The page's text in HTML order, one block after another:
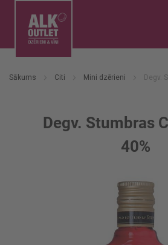
Sākums Citi Mini dzērieni Degv.
Degv. Stumbras
40%